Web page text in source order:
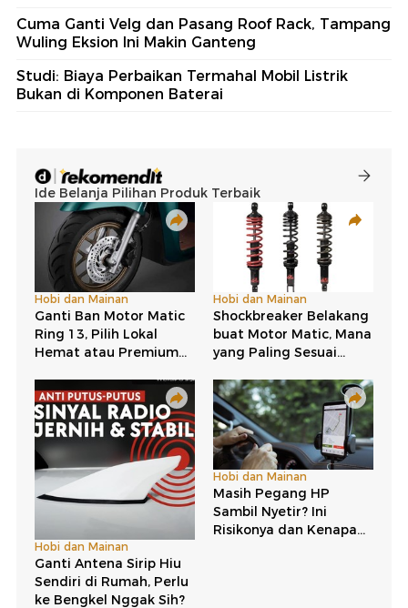
Cuma Ganti Velg dan Pasang Roof Rack, Tampang
Wuling Eksion Ini Makin Ganteng
Studi: Biaya Perbaikan Termahal Mobil Listrik
Bukan di Komponen Baterai